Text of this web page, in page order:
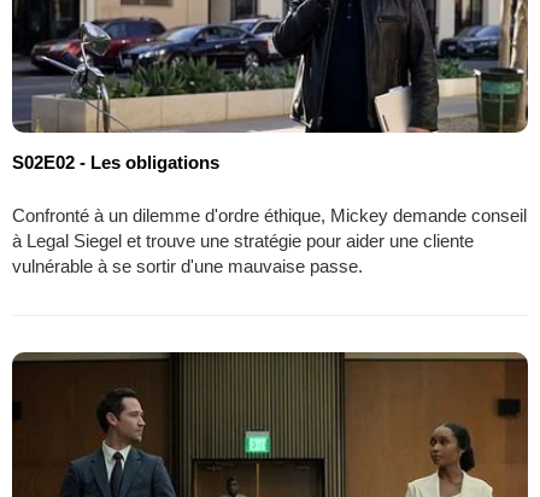
S02E02 - Les obligations
Confronté à un dilemme d'ordre éthique, Mickey demande conseil
à Legal Siegel et trouve une stratégie pour aider une cliente
vulnérable à se sortir d'une mauvaise passe.